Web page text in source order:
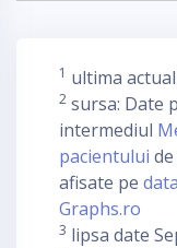
1 ultima
2 sursa: Date
intermediul
pacientului
afisate pe
Graphs.ro
3 lipsa date